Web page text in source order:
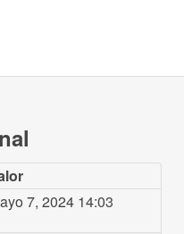
7, 2024 14:03